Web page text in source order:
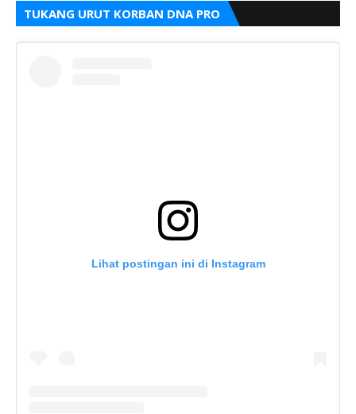
TUKANG URUT KORBAN DNA PRO
Lihat postingan ini di Instagram